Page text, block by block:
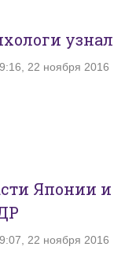
22 ноября 2016
Японии
22 ноября 2016